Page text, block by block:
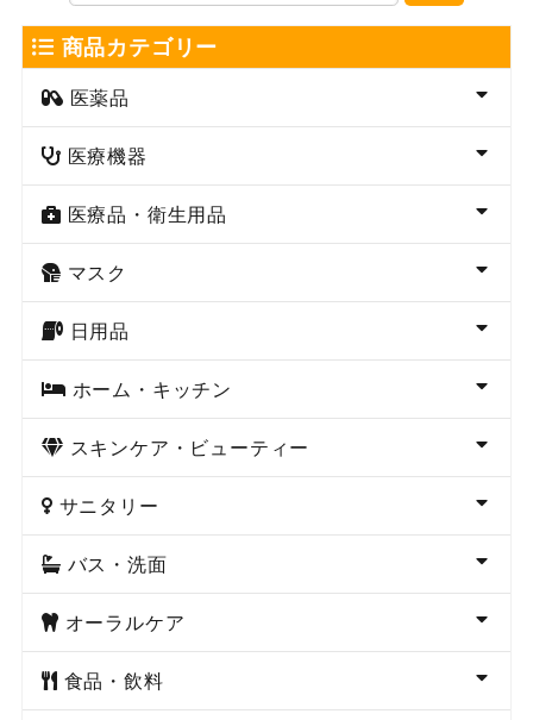
商品カテゴリー
医薬品
医療機器
医療品・衛生用品
マスク
日用品
ホーム・キッチン
スキンケア・ビューティー
サニタリー
バス・洗面
オーラルケア
食品・飲料